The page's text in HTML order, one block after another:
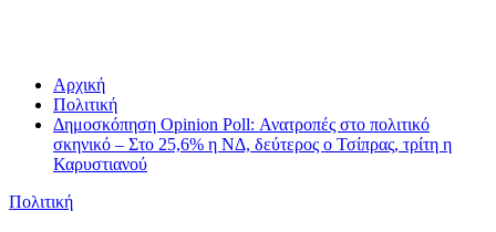
Αρχική
Πολιτική
Δημοσκόπηση Opinion Poll: Ανατροπές στο πολιτικό
σκηνικό – Στο 25,6% η ΝΔ, δεύτερος ο Τσίπρας, τρίτη η
Καρυστιανού
Πολιτική